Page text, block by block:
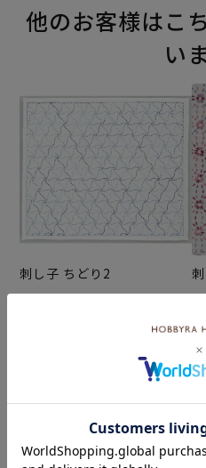
他のお客様はこ
い
刺し子 ちどり2
¥572